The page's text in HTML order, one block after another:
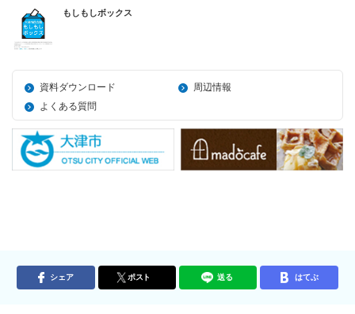
もしもしボックス
資料ダウンロード
周辺情報
よくある質問
シェア ポスト 送る はてぶ